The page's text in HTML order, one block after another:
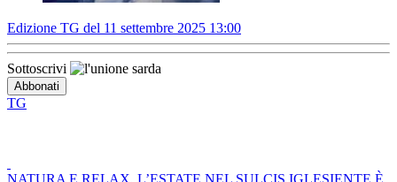
Edizione TG del 11 settembre 2025 13:00
Sottoscrivi
TG